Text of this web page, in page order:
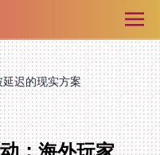
迟的现实方案